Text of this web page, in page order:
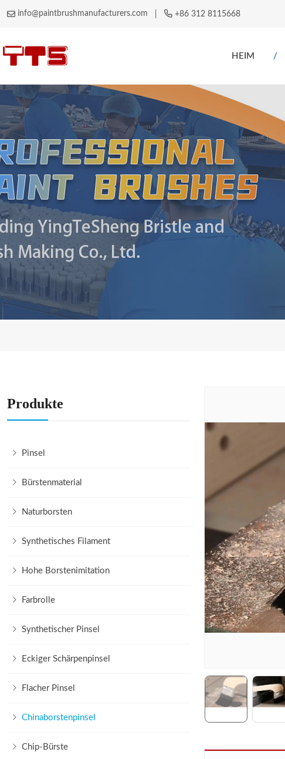
info@paintbrushmanufacturers.com +86 312 8115668
HEIM
Produkte
Pinsel
Bürstenmaterial
Naturborsten
Synthetisches Filament
Hohe Borstenimitation
Farbrolle
Synthetischer Pinsel
Eckiger Schärpenpinsel
Flacher Pinsel
Chinaborstenpinsel
Chip-Bürste